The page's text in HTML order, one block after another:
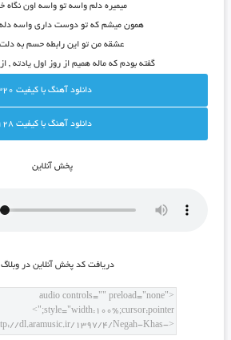
میمیره دلم واسه تو واسه اون نگاه
همون میشم که تو دوست داری واسه
عشقه من تو این رابطه حسم به دلت
گفته بودم که ماله همیم از روز اول یادته ,
دانلود آهنگ با کيفيت 320
دانلود آهنگ با کيفيت 128
پخش آنلاين
دريافت کد پخش آنلاين در